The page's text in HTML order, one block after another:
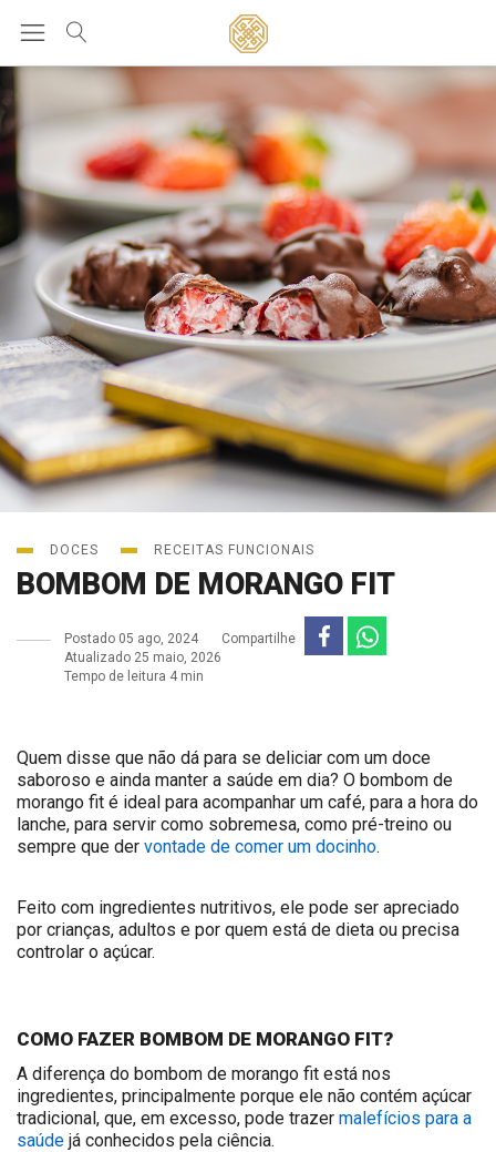
DOCES RECEITAS FUNCIONAIS
BOMBOM DE MORANGO FIT
Postado 05 ago, 2024
Atualizado 25 maio, 2026
Tempo de leitura 4 min
Compartilhe
Quem disse que não dá para se deliciar com um doce
saboroso e ainda manter a saúde em dia? O bombom de
morango fit é ideal para acompanhar um café, para a hora do
lanche, para servir como sobremesa, como pré-treino ou
sempre que der vontade de comer um docinho.
Feito com ingredientes nutritivos, ele pode ser apreciado
por crianças, adultos e por quem está de dieta ou precisa
controlar o açúcar.
COMO FAZER BOMBOM DE MORANGO FIT?
A diferença do bombom de morango fit está nos
ingredientes, principalmente porque ele não contém açúcar
tradicional, que, em excesso, pode trazer malefícios para a
saúde já conhecidos pela ciência.